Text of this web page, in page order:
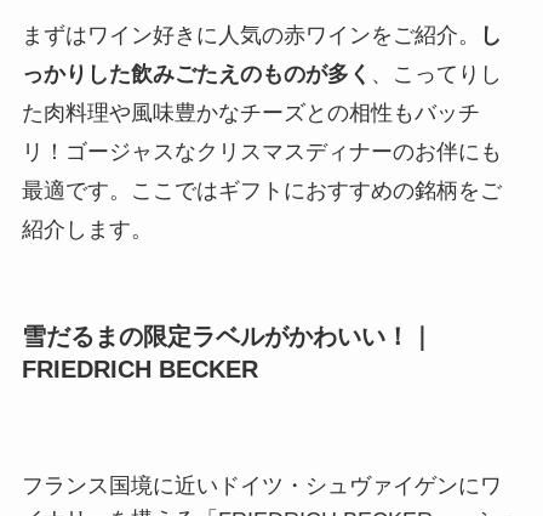
まずはワイン好きに人気の赤ワインをご紹介。
し
っかりした飲みごたえのものが多く 、こってりし
た肉料理や風味豊かなチーズとの相性もバッチ
リ！ゴージャスなクリスマスディナーのお伴にも
最適です。ここではギフトにおすすめの銘柄をご
紹介します。
雪だるまの限定ラベルがかわいい！｜
FRIEDRICH BECKER
フランス国境に近いドイツ・シュヴァイゲンにワ